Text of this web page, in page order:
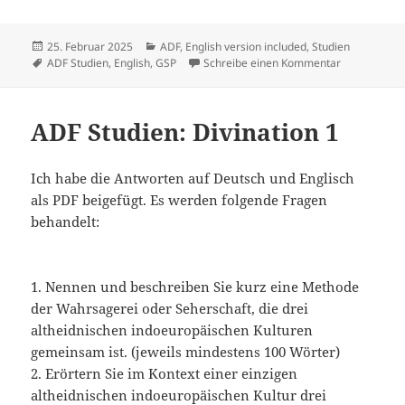
Veröffentlicht
am
25. Februar 2025 Kategorien
ADF, English version included,Studien
Schlagwörter
ADF Studien, English,GSP Schreibe einen Kommentarzu ADF
ADF Studien: Divination 1
Ich habe die Antworten auf Deutsch und Englisch
als PDF beigefügt. Es werden folgende Fragen
behandelt:
1. Nennen und beschreiben Sie kurz eine Methode
der Wahrsagerei oder Seherschaft, die drei
altheidnischen indoeuropäischen Kulturen
gemeinsam ist. (jeweils mindestens 100 Wörter)
2. Erörtern Sie im Kontext einer einzigen
altheidnischen indoeuropäischen Kultur drei